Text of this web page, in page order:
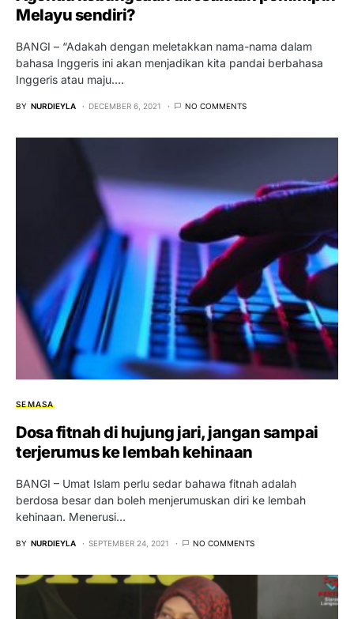
Melayu sendiri?
BANGI – “Adakah dengan meletakkan nama-nama dalam
bahasa Inggeris ini akan menjadikan kita pandai berbahasa
Inggeris atau maju.…
BY NURDIEYLA DECEMBER 6, 2021 NO COMMENTS
SEMASA
Dosa fitnah di hujung jari, jangan sampai
terjerumus ke lembah kehinaan
BANGI – Umat Islam perlu sedar bahawa fitnah adalah
berdosa besar dan boleh menjerumuskan diri ke lembah
kehinaan. Menerusi…
BY NURDIEYLA SEPTEMBER 24, 2021 NO COMMENTS